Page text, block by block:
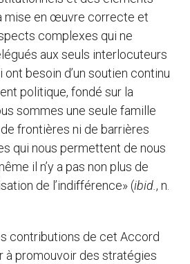
mise en œuvre correcte et
complexes qui ne
aux seuls interlocuteurs
besoin d’un soutien continu
politique, fondé sur la
sommes une seule famille
de frontières ni de barrières
qui nous permettent de nous
il n’y a pas non plus de
de l’indifférence» (ibid., n.
contributions de cet Accord
à promouvoir des stratégies